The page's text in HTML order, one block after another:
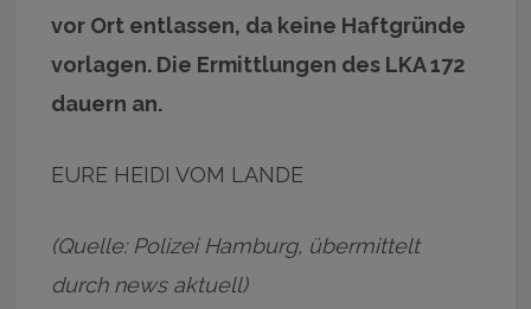
vor Ort entlassen, da keine Haftgründe
vorlagen. Die Ermittlungen des LKA 172
dauern an.
EURE HEIDI VOM LANDE
(Quelle: Polizei Hamburg, übermittelt
durch news aktuell)